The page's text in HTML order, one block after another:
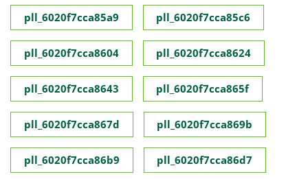
pll_6020f7cca85a9 pll_6020f7cca85c6
pll_6020f7cca8604 pll_6020f7cca8624
pll_6020f7cca8643 pll_6020f7cca865f
pll_6020f7cca867d pll_6020f7cca869b
pll_6020f7cca86b9 pll_6020f7cca86d7